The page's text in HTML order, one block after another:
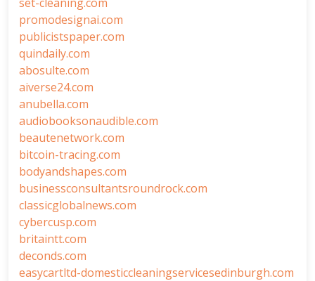
promodesignai.com
publicistspaper.com
quindaily.com
abosulte.com
aiverse24.com
anubella.com
audiobooksonaudible.com
beautenetwork.com
bitcoin-tracing.com
bodyandshapes.com
businessconsultantsroundrock.com
classicglobalnews.com
cybercusp.com
britaintt.com
deconds.com
easycartltd-domesticcleaningservicesedinburgh.com